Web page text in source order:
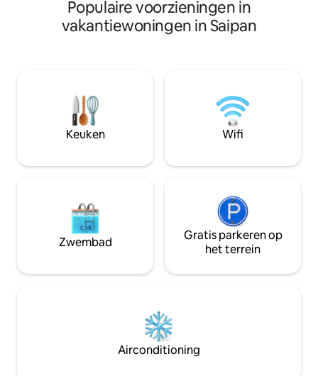
binnen het elektrische hek, omgeven
door bloemen het hele jaar door, frisse
vogels in de ochtend!Overdag kun je
genieten van de blauwe zee en lucht en
het zevenkleurige strand van Managaha
Island vanuit de kamer..., 's middags kun
yoga op het balkon, en 's nachts kun je
feest houden met familie en vrienden!
Binnen 5 minuten lopen naar beneden,
kun je gemakkelijk Charlie beach Dock,
American Park in het centrum van
internationale restaurants, bars,
bezienswaardigheden, golfbanen en
verschillende stranden liggen ook op 15
minuten afstand en de internationale
moderne woning.
slaapkamer
een queensize
luchthaven met
toegankelijkheid
en 10 minuten
markt, en het
en tropische
combinatie van
rustieke bossen. Het dak kijkt in één
oogopslag uit op
het Saipan-dorp. Reserveer nu voor je
eigen rustige
reizen en de
Populaire voorzieningen in
vakantiewoningen in Saipan
Keuken Wifi
Zwembad
Gratis parkeren op
het terrein
Airconditioning